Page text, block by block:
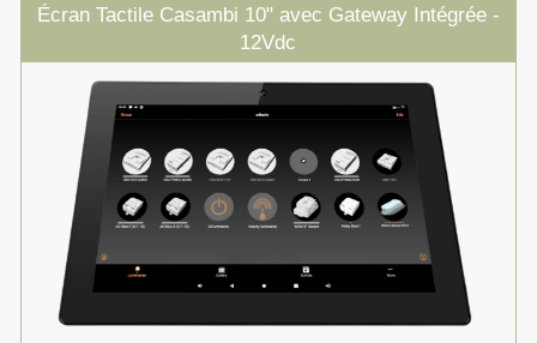
Écran Tactile Casambi 10" avec Gateway Intégrée -
12Vdc